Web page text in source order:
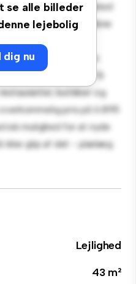
se alle billeder
lejebolig
dig nu
2-værelses lejlighed
opholdsrum. Det åbne
og det slanke
hårde hvidevarer.
vil du være kun få
butikker og
pris på 6.895
mulighed for at nyde
ikke glip af det - planlæg
Lejlighed
43 m²